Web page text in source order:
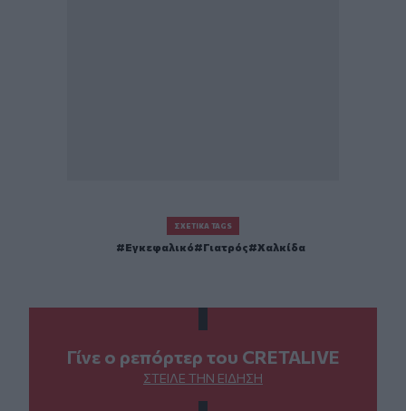
ΣΧΕΤΙΚΆ TAGS
Εγκεφαλικό Γιατρός Χαλκίδα
Γίνε ο ρεπόρτερ του CRETALIVE
ΣΤΕΊΛΕ ΤΗΝ ΕΊΔΗΣΗ